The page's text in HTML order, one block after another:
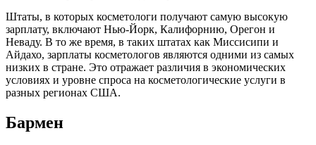
Штаты, в которых косметологи получают самую высокую
зарплату, включают Нью-Йорк, Калифорнию, Орегон и
Неваду. В то же время, в таких штатах как Миссисипи и
Айдахо, зарплаты косметологов являются одними из самых
низких в стране. Это отражает различия в экономических
условиях и уровне спроса на косметологические услуги в
разных регионах США.
Бармен